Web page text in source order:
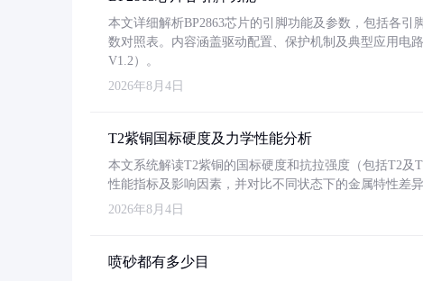
本文详细解析BP2863芯片的引脚功能及参数，包括各
数对照表。内容涵盖驱动配置、保护机制及典型应用电
V1.2）。
2026年8月4日
T2紫铜国标硬度及力学性能分析
本文系统解读T2紫铜的国标硬度和抗拉强度（包括T2及
性能指标及影响因素，并对比不同状态下的金属特性差
2026年8月4日
喷砂都有多少目